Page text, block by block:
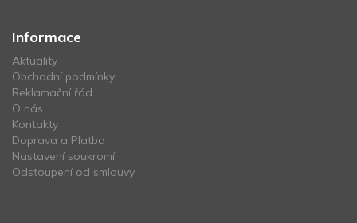
Informace
Aktuality
Obchodní podmínky
Reklamační řád
O nás
Kontakty
Doprava a Platba
Nastavení soukromí
Odstoupení od smlouvy